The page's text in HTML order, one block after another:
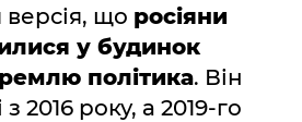
версія, що росіяни
у будинок
політика. Він
2016 року, а 2019-го